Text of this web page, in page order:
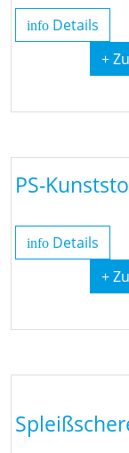
info Details
+
PS-
info Details
+